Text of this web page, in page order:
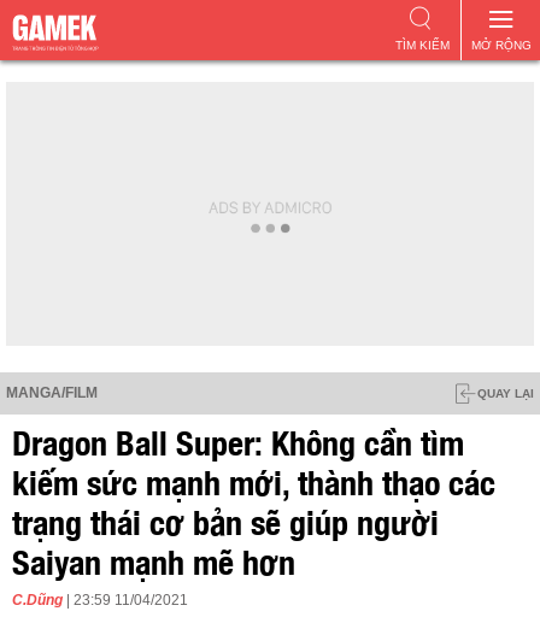
MỞ RỘNG
TÌM KIẾM
MANGA/FILM QUAY LẠI
Dragon Ball Super: Không cần tìm
kiếm sức mạnh mới, thành thạo các
trạng thái cơ bản sẽ giúp người
Saiyan mạnh mẽ hơn
C.Dũng | 23:59 11/04/2021